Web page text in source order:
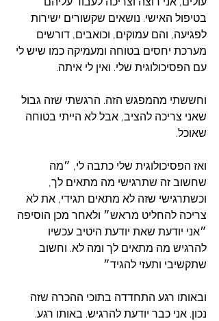
בטיפול האישי. נושאים שקשורים ישירות
לפגיעה, והם עמוקים, וכואבים, דורשים
מערכת יחסים בטוחה ומעמיקה כמו שיש לי
עם הפסיכולוגית שלי. ואין לי איתה.
וחששתי מהמפגש הזה. הרגשתי שזה גבול
שאני צריכה להציב, אבל לא הייתי בטוחה
שאוכל.
ואז הפסיכולוגית שלי כתבה לי, ״מה
שחשוב זה שתרגישי מה מתאים לך,
וכשתרגישי שזה לא מתאים תגידי, את לא
צריכה להחליט מראש״ ולאחר מכן הוסיפה
״אני יודעת שאת יודעת היטיב עכשיו
להרגיש מה מתאים לך ומה לא. וחשוב
שתקשיבי ותעזי להגיד״
ובאותו רגע התחדדה בתוכי ההכרה שזה
נכון. אני כבר יודעת להרגיש. באותו רגע.